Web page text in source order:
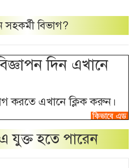
সহকর্মীবিভাগ?
দিন এখানে
করতে এখানে ক্লিক করুন।
যুক্ত হতে পারেন